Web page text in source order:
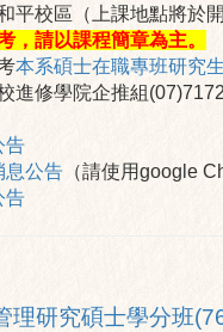
平校區（上課地點將於
，請以課程簡章為主。
本系碩士在職專班研究
進修學院企推組
告
息公告 （請使用google
告
理研究碩士學分班